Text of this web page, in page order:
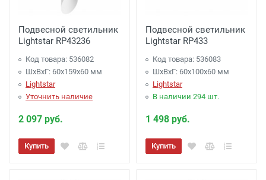
Подвесной светильник
Lightstar RP43236
Код товара: 536082
ШхВхГ: 60x159x60 мм
Lightstar
Уточнить наличие
2 097 руб.
Купить
Подвесной светильник
Lightstar RP433
Код товара: 536083
ШхВхГ: 60x100x60 мм
Lightstar
В наличии 294 шт.
1 498 руб.
Купить